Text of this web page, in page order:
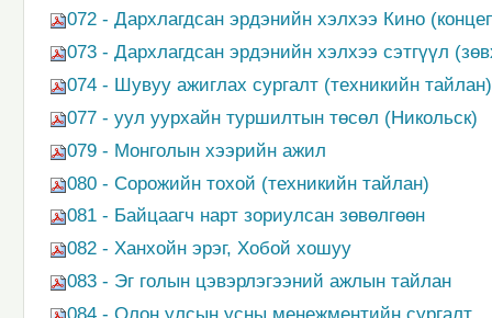
072 - Дархлагдсан эрдэнийн хэлхээ Кино
073 - Дархлагдсан эрдэнийн хэлхээ сэтгүүл
074 - Шувуу ажиглах сургалт (техникийн тайлан)
077 - уул уурхайн туршилтын төсөл (Никольск)
079 - Монголын хээрийн ажил
080 - Сорожийн тохой (техникийн тайлан)
081 - Байцаагч нарт зориулсан зөвөлгөөн
082 - Ханхойн эрэг, Хобой хошуу
083 - Эг голын цэвэрлэгээний ажлын тайлан